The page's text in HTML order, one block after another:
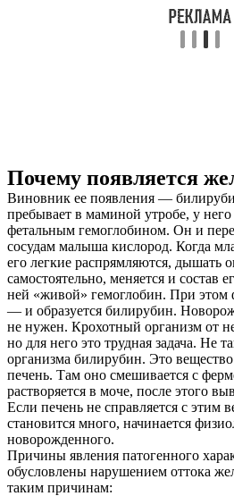
Почему появляется
Виновник ее появления —
пребывает в маминой утробе, у него
фетальным гемоглобином. Он и
сосудам малыша кислород. Когда
его легкие распрямляются, дышать
самостоятельно, меняется и состав
ней «живой» гемоглобин. При этом
— и образуется билирубин.
не нужен. Крохотный организм от
но для него это трудная задача. Не
организма билирубин. Это вещество
печень. Там оно смешивается с
растворяется в моче, после этого
Если печень не справляется с этим
становится много, начинается
новорожденного.
Причины явления патогенного
обусловлены нарушением оттока
таким причинам: